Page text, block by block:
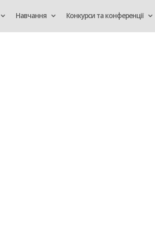
Навчання Конкурси та конференції